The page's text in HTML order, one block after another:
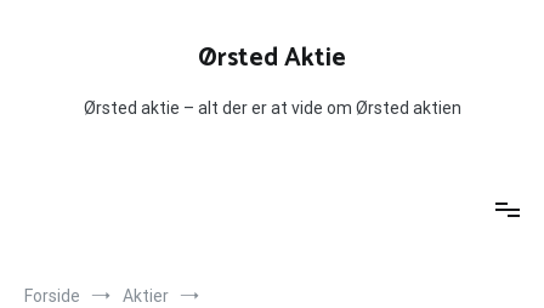
Ørsted Aktie
Ørsted aktie – alt der er at vide om Ørsted aktien
Forside
Aktier